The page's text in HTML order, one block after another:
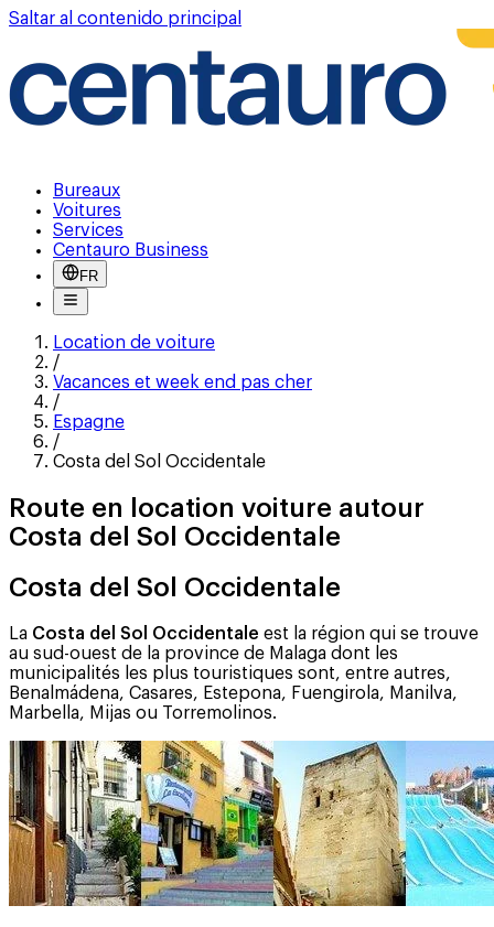
Saltar al contenido principal
Bureaux
Voitures
Services
Centauro Business
FR
Location de voiture
/
Vacances et week end pas cher
/
Espagne
/
Costa del Sol Occidentale
Route en location voiture autour
Costa del Sol Occidentale
Costa del Sol Occidentale
La Costa del Sol Occidentale est la région qui se trouve
au sud-ouest de la province de Malaga dont les
municipalités les plus touristiques sont, entre autres,
Benalmádena, Casares, Estepona, Fuengirola, Manilva,
Marbella, Mijas ou Torremolinos.